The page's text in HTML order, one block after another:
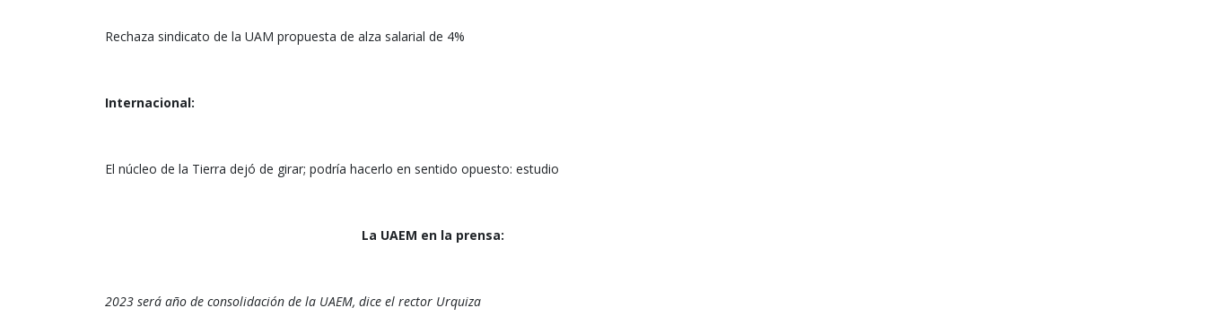
Rechaza sindicato de la UAM propuesta de alza salarial de 4%
Internacional:
El núcleo de la Tierra dejó de girar; podría hacerlo en sentido opuesto: estudio
La UAEM en la prensa:
2023 será año de consolidación de la UAEM, dice el rector Urquiza